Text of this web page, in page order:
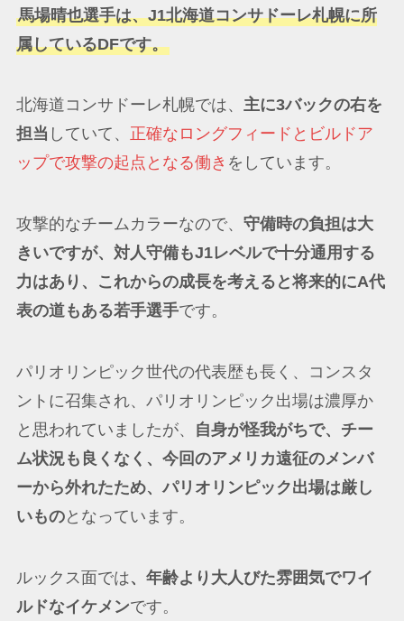
馬場晴也選手は、J1北海道コンサドーレ札幌に所
属しているDFです。
北海道コンサドーレ札幌では、 主に3バックの右を
担当 していて、 正確なロングフィードとビルドア
ップで攻撃の起点となる働き をしています。
攻撃的なチームカラーなので、 守備時の負担は大
きいですが、対人守備もJ1レベルで十分通用する
力はあり、これからの成長を考えると将来的にA代
表の道もある若手選手です。
パリオリンピック世代の代表歴も長く、コンスタ
ントに召集され、パリオリンピック出場は濃厚か
と思われていましたが、
自身が怪我がちで、チー
ム状況も良くなく、今回のアメリカ遠征のメンバ
ーから外れたため、パリオリンピック出場は厳し
いものとなっています。
ルックス面では、年齢より大人びた雰囲気でワイ
ルドなイケメンです。